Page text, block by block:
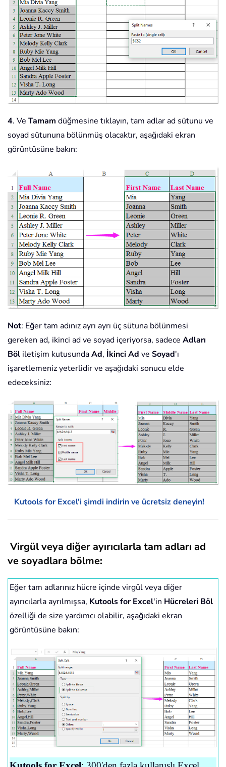
4. Ve Tamam düğmesine tıklayın, tam adlar ad sütunu ve
soyad sütununa bölünmüş olacaktır, aşağıdaki ekran
görüntüsüne bakın:
Not: Eğer tam adınız ayrı ayrı üç sütuna bölünmesi
gereken ad, ikinci ad ve soyad içeriyorsa, sadece Adları
Böl iletişim kutusundaAd, İkinci Ad ve Soyad'ı
işaretlemeniz yeterlidir ve aşağıdaki sonucu elde
edeceksiniz:
Kutools for Excel'i şimdi indirin ve ücretsiz deneyin!
Virgül veya diğer ayırıcılarla tam adları ad
ve soyadlara bölme:
Eğer tam adlarınız hücre içinde virgül veya diğer
ayırıcılarla ayrılmışsa, Kutools for Excel'in Hücreleri Böl
özelliği de size yardımcı olabilir, aşağıdaki ekran
görüntüsüne bakın: